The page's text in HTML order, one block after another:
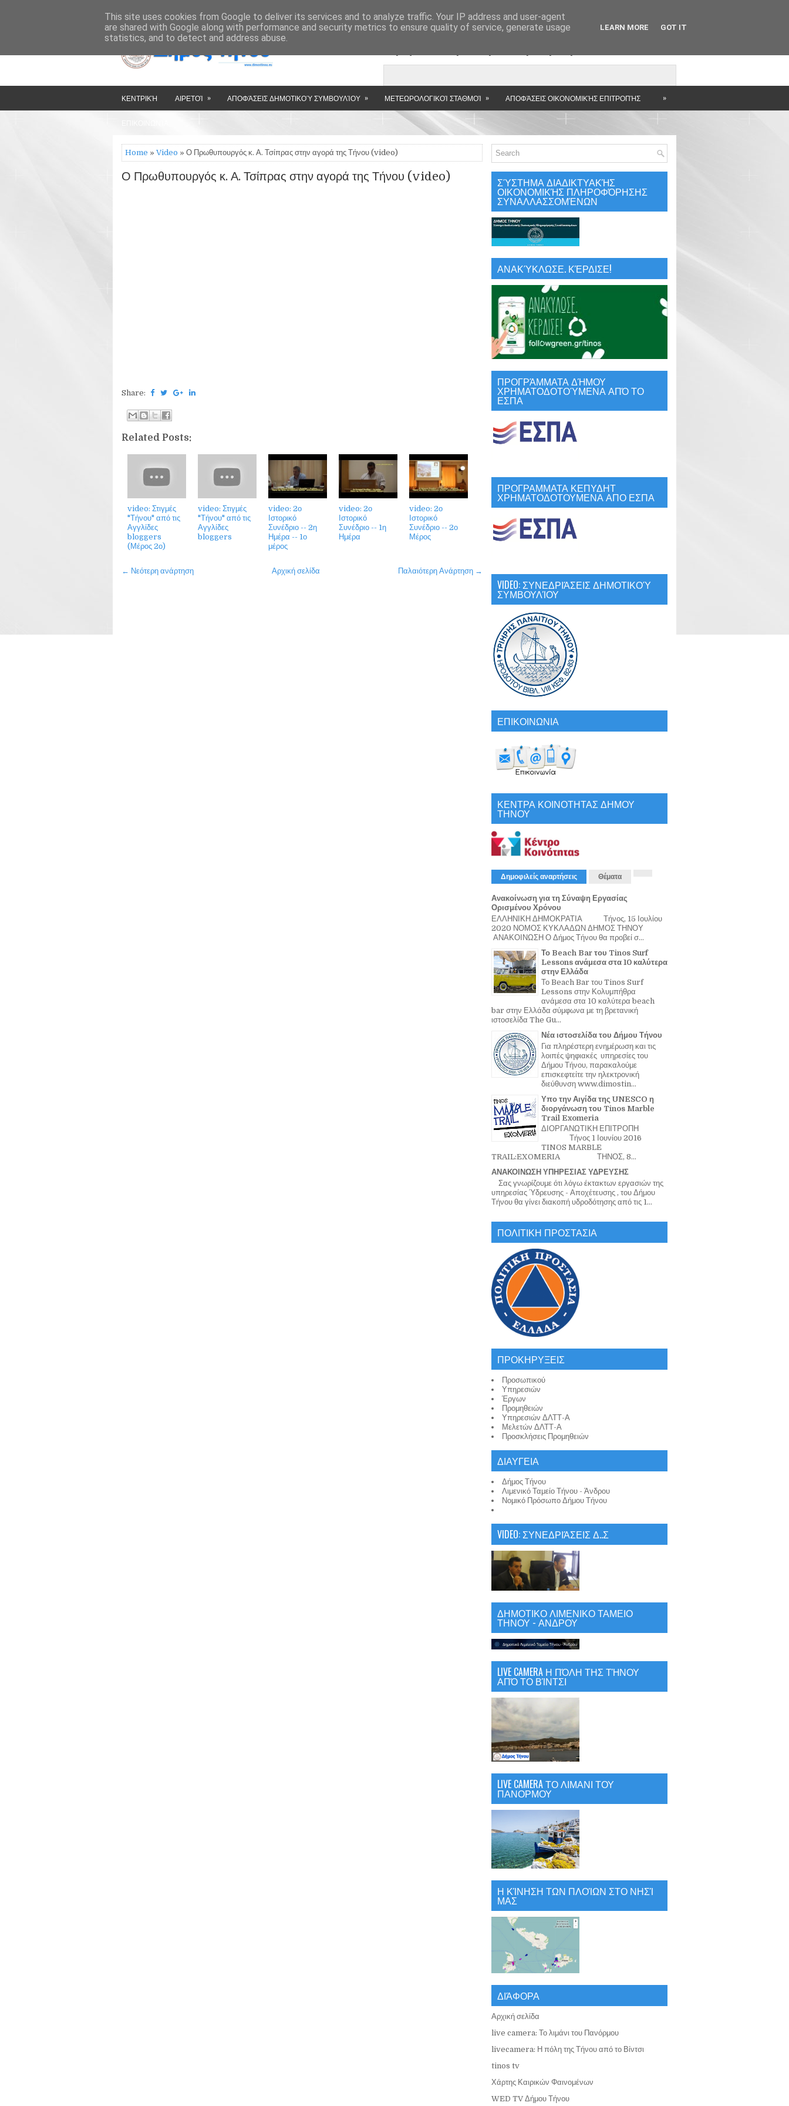
HOME ΔΉΜΟΣ ΤΉΝΟΥ » » »
ΚΕΝΤΡΙΚΉ ΑΙΡΕΤΟΊ » ΑΠΟΦΆΣΕΙΣ ΔΗΜΟΤΙΚΟΎ ΣΥΜΒΟΥΛΊΟΥ » ΜΕΤΕΩΡΟΛΟΓΙΚΟΊ ΣΤΑΘΜΟΊ » ΑΠΟΦΆΣΕΙΣ ΟΙΚΟΝΟΜΙΚΉΣ ΕΠΙΤΡΟΠΉΣ »
Home » Video » Ο Πρωθυπουργός κ. Α. Τσίπρας στην αγορά της Τήνου (video)
Ο Πρωθυπουργός κ. Α. Τσίπρας στην αγορά της Τήνου (video)
Share:
Related Posts:
video: Στιγμές
"Τήνου" από τις
Αγγλίδες
bloggers
(Μέρος 2ο)
video: Στιγμές
"Τήνου" από τις
Αγγλίδες
bloggers
video: 2ο
Ιστορικό
Συνέδριο -- 2η
Ημέρα -- 1ο
μέρος
video: 2ο
Ιστορικό
Συνέδριο -- 1η
Ημέρα
video: 2ο
Ιστορικό
Συνέδριο -- 2ο
Μέρος
← Νεότερη ανάρτηση Παλαιότερη Ανάρτηση →
Αρχική σελίδα
ΣΎΣΤΗΜΑ ΔΙΑΔΙΚΤΥΑΚΉΣ
ΟΙΚΟΝΟΜΙΚΉΣ ΠΛΗΡΟΦΌΡΗΣΗΣ
ΣΥΝΑΛΛΑΣΣΟΜΈΝΩΝ
ΑΝΑΚΎΚΛΩΣΕ. ΚΈΡΔΙΣΕ!
ΠΡΟΓΡΆΜΜΑΤΑ ΔΉΜΟΥ
ΧΡΗΜΑΤΟΔΟΤΟΎΜΕΝΑ ΑΠΌ ΤΟ
ΕΣΠΑ
ΠΡΟΓΡΑΜΜΑΤΑ ΚΕΠΥΔΗΤ
ΧΡΗΜΑΤΟΔΟΤΟΥΜΕΝΑ ΑΠΟ ΕΣΠΑ
VIDEO: ΣΥΝΕΔΡΙΆΣΕΙΣ ΔΗΜΟΤΙΚΟΎ
ΣΥΜΒΟΥΛΊΟΥ
ΕΠΙΚΟΙΝΩΝΙΑ
ΚΕΝΤΡΑ ΚΟΙΝΟΤΗΤΑΣ ΔΗΜΟΥ
ΤΗΝΟΥ
Δημοφιλείς αναρτήσεις Θέματα
Ανακοίνωση για τη Σύναψη Εργασίας
Ορισμένου Χρόνου
ΕΛΛΗΝΙΚΗ ΔΗΜΟΚΡΑΤΙΑ Τήνος, 15 Ιουλίου
2020 ΝΟΜΟΣ ΚΥΚΛΑΔΩΝ ΔΗΜΟΣ ΤΗΝΟΥ
ΑΝΑΚΟΙΝΩΣΗ Ο Δήμος Τήνου θα προβεί σ...
Το Beach Bar του Tinos Surf
Lessons ανάμεσα στα 10 καλύτερα
στην Ελλάδα
Το Beach Bar του Tinos Surf
Lessons στην Κολυμπήθρα
ανάμεσα στα 10 καλύτερα beach
bar στην Ελλάδα σύμφωνα με τη βρετανική
ιστοσελίδα The Gu...
Νέα ιστοσελίδα του Δήμου Τήνου
Για πληρέστερη ενημέρωση και τις
λοιπές ψηφιακές υπηρεσίες του
Δήμου Τήνου, παρακαλούμε
επισκεφτείτε την ηλεκτρονική
διεύθυνση www.dimostin...
Υπο την Αιγίδα της UNESCO η
διοργάνωση του Tinos Marble
Trail Exomeria
ΔΙΟΡΓΑΝΩΤΙΚΗ ΕΠΙΤΡΟΠΗ
Τήνος 1 Ιουνίου 2016
TINOS MARBLE
TRAIL:EXOMERIA ΤΗΝΟΣ, 8...
ΑΝΑΚΟΙΝΩΣΗ ΥΠΗΡΕΣΙΑΣ ΥΔΡΕΥΣΗΣ
Σας γνωρίζουμε ότι λόγω έκτακτων εργασιών της
υπηρεσίας Ύδρευσης - Αποχέτευσης , του Δήμου
Τήνου θα γίνει διακοπή υδροδότησης από τις 1...
ΠΟΛΙΤΙΚΗ ΠΡΟΣΤΑΣΙΑ
ΠΡΟΚΗΡΥΞΕΙΣ
Προσωπικού
Υπηρεσιών
Έργων
Προμηθειών
Υπηρεσιών ΔΛΤΤ-Α
Μελετών ΔΛΤΤ-Α
Προσκλήσεις Προμηθειών
ΔΙΑΥΓΕΙΑ
Δήμος Τήνου
Λιμενικό Ταμείο Τήνου - Άνδρου
Νομικό Πρόσωπο Δήμου Τήνου
VIDEO: ΣΥΝΕΔΡΙΆΣΕΙΣ Δ..Σ
ΔΗΜΟΤΙΚΟ ΛΙΜΕΝΙΚΟ ΤΑΜΕΙΟ
ΤΗΝΟΥ - ΑΝΔΡΟΥ
LIVE CAMERA Η ΠΌΛΗ ΤΗΣ ΤΉΝΟΥ
ΑΠΌ ΤΟ ΒΊΝΤΣΙ
LIVE CAMERA ΤΟ ΛΙΜΑΝΙ ΤΟΥ
ΠΑΝΟΡΜΟΥ
Η ΚΊΝΗΣΗ ΤΩΝ ΠΛΟΊΩΝ ΣΤΟ ΝΗΣΊ
ΜΑΣ
ΔΙΆΦΟΡΑ
Αρχική σελίδα
live camera: Το λιμάνι του Πανόρμου
livecamera: Η πόλη της Τήνου από το Βίντσι
tinos tv
Χάρτης Καιρικών Φαινομένων
WED TV Δήμου Τήνου
This site uses cookies from Google to deliver its services and to analyze traffic. Your IP address and user-agent
are shared with Google along with performance and security metrics to ensure quality of service, generate usage
statistics, and to detect and address abuse.
LEARN MORE GOT IT